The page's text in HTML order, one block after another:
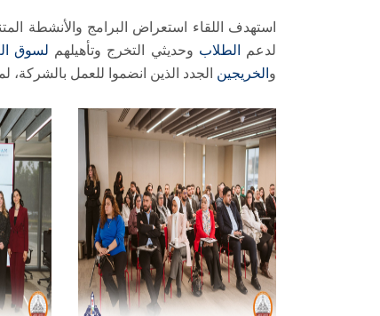
استهدف اللقاء استعراض البرامج والأنشطة
لدعم الطلاب وحديثي التخرج وتأهيلهم لسوق
والخريجين الجدد الذين انضموا للعمل بالشركة،